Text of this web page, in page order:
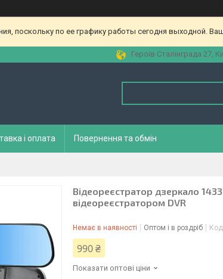
поскольку по ее графику работы сегодня выходной.
Героїв Сталінграда 27,
і оплата Повернення та обмін
Відеореєстратор дзеркало
відеореєстратором DVR
Немає в наявності Оптом і в роздріб
990 ₴
Показати оптові ціни